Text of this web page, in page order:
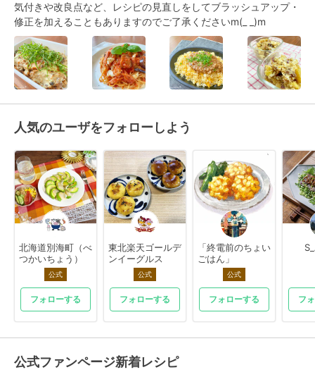
気付きや改良点など、レシピの見直しをしてブラッシュアップ・
修正を加えることもありますのでご了承くださいm(_ _)m
人気のユーザをフォローしよう
北海道別海町（べ
つかいちょう）
公式
フォローする
東北楽天ゴールデ
ンイーグルス
公式
フォローする
「終電前のちょい
ごはん」
公式
フォローする フ
公式ファンページ新着レシピ